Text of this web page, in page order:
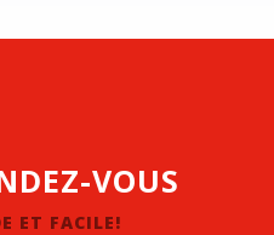
VOUS
ET FACILE!